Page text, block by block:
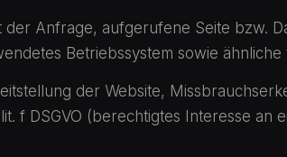
der Anfrage, aufgerufene Seite bzw.
Betriebssystem sowie ähnliche
der Website,
f DSGVO (berechtigtes Interesse an